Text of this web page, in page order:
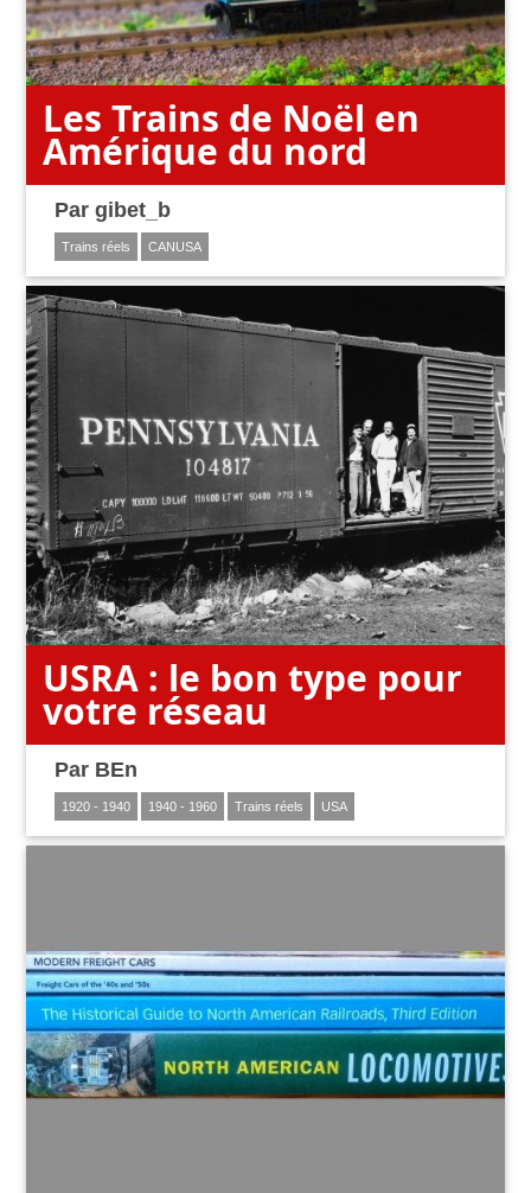
Les Trains de Noël en
Amérique du nord
Par gibet_b
Trains réels CANUSA
USRA : le bon type pour
votre réseau
Par BEn
1920 - 1940 1940 - 1960 Trains réels USA